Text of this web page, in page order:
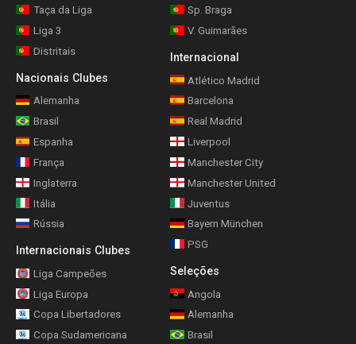
Taça da Liga
Liga 3
Distritais
Nacionais Clubes
Alemanha
Brasil
Espanha
França
Inglaterra
Itália
Rússia
Internacionais Clubes
Liga Campeões
Liga Europa
Copa Libertadores
Copa Sudamericana
Sp. Braga
V. Guimarães
Internacional
Atlético Madrid
Barcelona
Real Madrid
Liverpool
Manchester City
Manchester United
Juventus
Bayern München
PSG
Seleções
Angola
Alemanha
Brasil